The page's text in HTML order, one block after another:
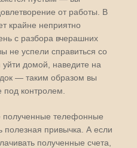
от работы. В
крайне неприятно
с разбора вчерашних
не успели справиться со
домой, наведите на
— таким образом вы
под контролем.
полученные телефонные
полезная привычка. А если
полученные счета,